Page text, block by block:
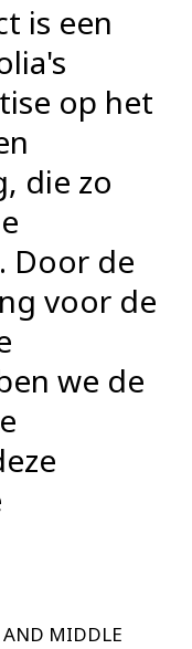
is een
op het
die zo
Door de
voor de
we de
AND MIDDLE